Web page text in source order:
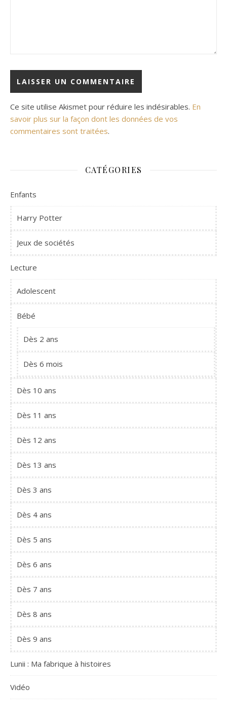
Ce site utilise Akismet pour réduire les indésirables. En
savoir plus sur la façon dont les données de vos
commentaires sont traitées.
CATÉGORIES
Enfants
Harry Potter
Jeux de sociétés
Lecture
Adolescent
Bébé
Dès 2 ans
Dès 6 mois
Dès 10 ans
Dès 11 ans
Dès 12 ans
Dès 13 ans
Dès 3 ans
Dès 4 ans
Dès 5 ans
Dès 6 ans
Dès 7 ans
Dès 8 ans
Dès 9 ans
Lunii : Ma fabrique à histoires
Vidéo